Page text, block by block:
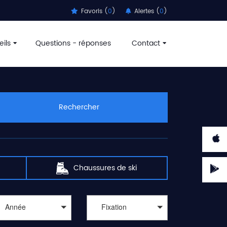
Favoris (0) Alertes (0)
Questions - réponses Contact
speck sports, montaz, amazon, c-discount,
de
trouver des offres de ski pas cher
blizzard, black crows, apo, armada, atomic, dynafit,
vous démange, l'appel des télésièges, téléskis et
Rechercher
Chaussures de ski
Année Fixation